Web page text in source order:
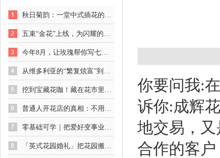
秋日菊韵：一堂中式插花的风骨课
五束“金花”上线，为闪耀的女人们解锁悦己新姿势
今年8月，让玫瑰帮你写七夕情书
从维多利亚的“繁复炫富”到印象派的“自然呼吸”：欧美花艺的觉醒史
挖到宝藏花咖！藏在花市里的春日治愈秘境
普通人开花店的真相：不用砸钱、不用囤货，零基础也能稳稳入行
零基础可学｜把爱好变事业，花艺是最温柔的谋生方式
「英式花园婚礼」把花园搬进餐厅，像闯进一场下午茶后的秘密花园
你要问我:
诉你:成辉
地交易，
合作的客